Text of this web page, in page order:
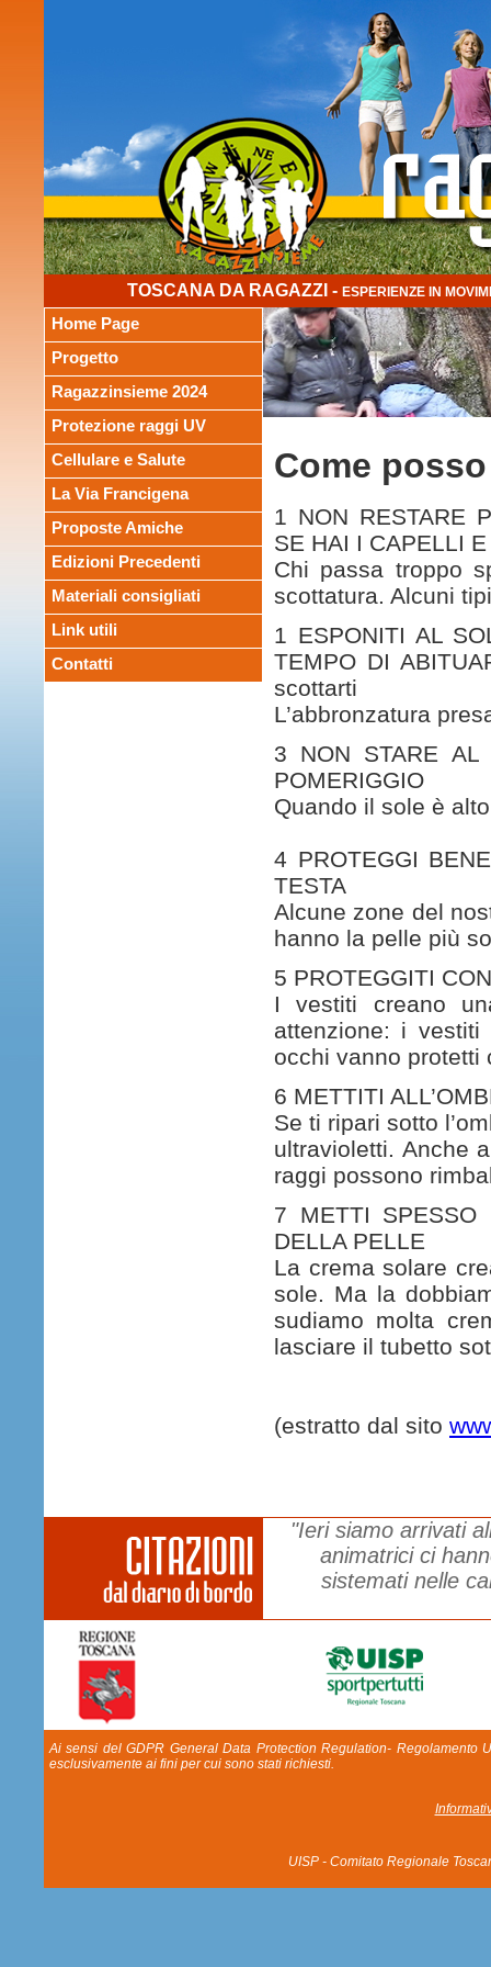
TOSCANA DA RAGAZZI - ESPERIENZE IN
Home Page
Progetto
Ragazzinsieme 2024
Protezione raggi UV
Cellulare e Salute
La Via Francigena
Proposte Amiche
Edizioni Precedenti
Materiali consigliati
Link utili
Contatti
Come
1 NON RESTARE
SE HAI I CAPELLI
Chi passa troppo
scottatura. Alcuni
1 ESPONITI AL
TEMPO DI
scottarti
L’abbronzatura
3 NON STARE
POMERIGGIO
Quando il sole è
4 PROTEGGI
TESTA
Alcune zone del
hanno la pelle più
5 PROTEGGITI
I vestiti creano
attenzione: i
occhi vanno protetti
6 METTITI
Se ti ripari sotto
ultravioletti. Anche
raggi possono
7 METTI SPESSO
DELLA PELLE
La crema solare
sole. Ma la
sudiamo molta
lasciare il tubetto
(estratto dal sito
"Ieri siamo arrivati
animatrici ci
sistemati nelle
Ai sensi del GDPR General Data Protection Regulation- Regolamento
esclusivamente ai fini per cui sono stati richiesti.
UISP - Comitato Regionale